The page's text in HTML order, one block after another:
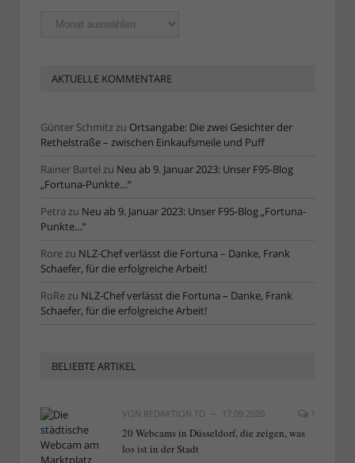
Ältere
Artikel
AKTUELLE KOMMENTARE
Günter Schmitzzu Ortsangabe: Die zwei Gesichter der
Rethelstraße – zwischen Einkaufsmeile und Puff
Rainer Bartel zu Neu ab 9. Januar 2023: Unser F95-Blog
„Fortuna-Punkte…“
Petra zu Neu ab 9. Januar 2023: Unser F95-Blog „Fortuna-
Punkte…“
Rorezu NLZ-Chef verlässt die Fortuna – Danke, Frank
Schaefer, für die erfolgreiche Arbeit!
RoRezu NLZ-Chef verlässt die Fortuna – Danke, Frank
Schaefer, für die erfolgreiche Arbeit!
BELIEBTE ARTIKEL
VON REDAKTION TD 17.09.2020 1
20 Webcams in Düsseldorf, die zeigen, was
los ist in der Stadt